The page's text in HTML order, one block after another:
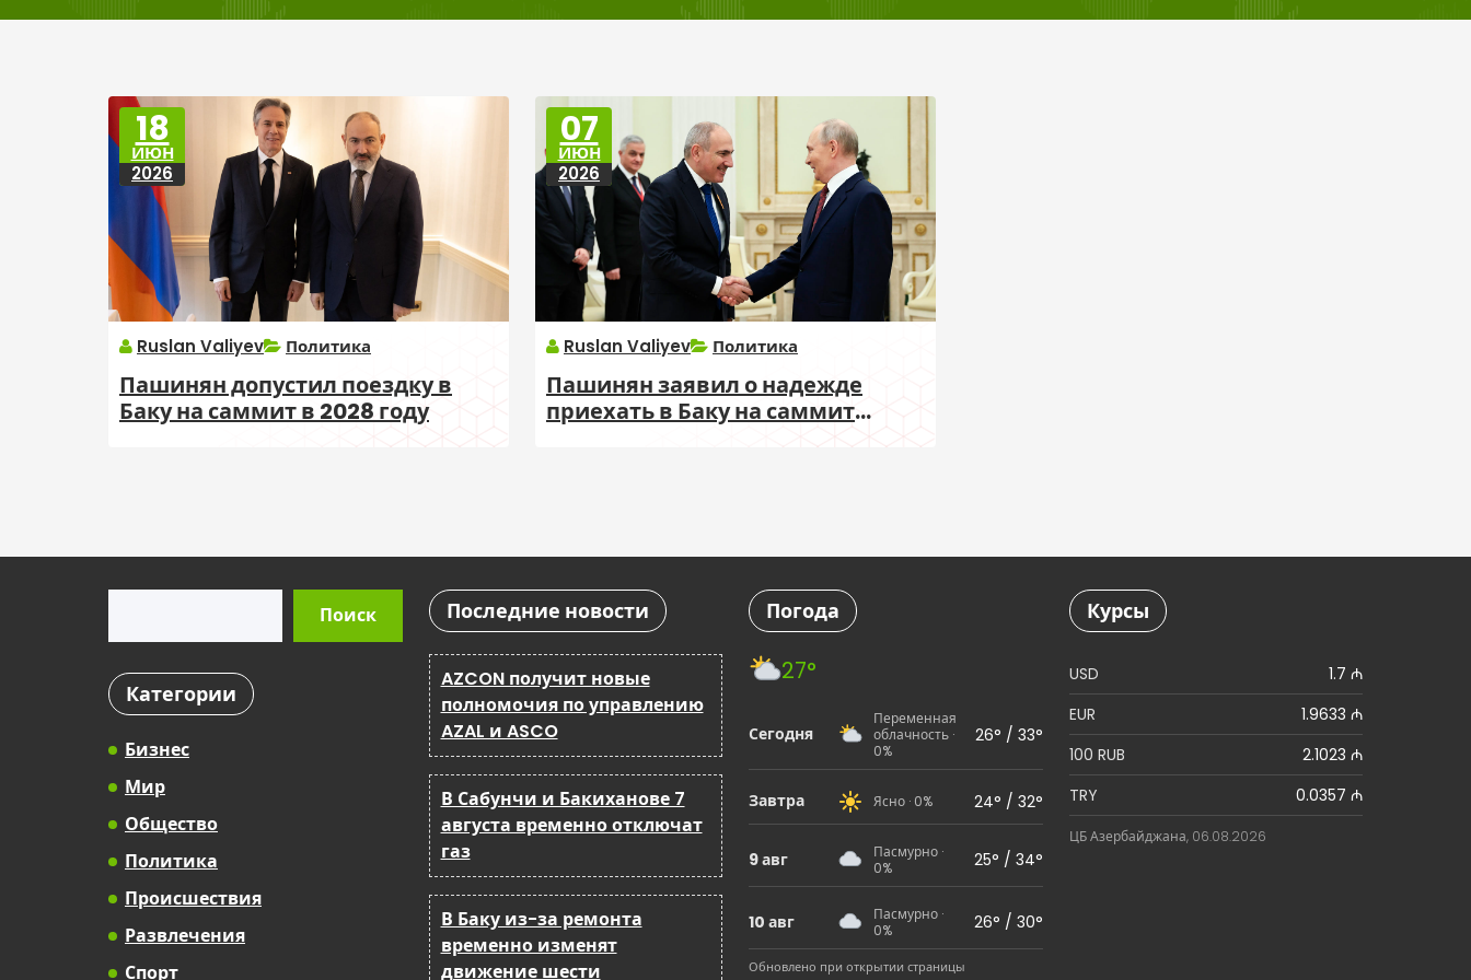
18
ИЮН
2026
Ruslan Valiyev Политика
Пашинян допустил поездку в
Баку на саммит в 2028 году
07
ИЮН
2026
Ruslan Valiyev Политика
Пашинян заявил о надежде
приехать в Баку на саммит
Поиск
Категории
Бизнес
Мир
Общество
Политика
Происшествия
Развлечения
Спорт
Последние новости
AZCON получит новые
полномочия по управлению
AZAL и ASCO
В Сабунчи и Бакиханове 7
августа временно отключат
газ
В Баку из-за ремонта
временно изменят
движение шести
Погода
27°
Сегодня
Переменная
облачность ·
0%
26° / 33°
Завтра Ясно · 0% 24° / 32°
9 авг
Пасмурно ·
0%
25° / 34°
10 авг
Пасмурно ·
0%
26° / 30°
Обновлено при открытии страницы
Курсы
USD
1.7 ₼
EUR
1.9633 ₼
100 RUB
2.1023 ₼
TRY
0.0357 ₼
ЦБ Азербайджана, 06.08.2026